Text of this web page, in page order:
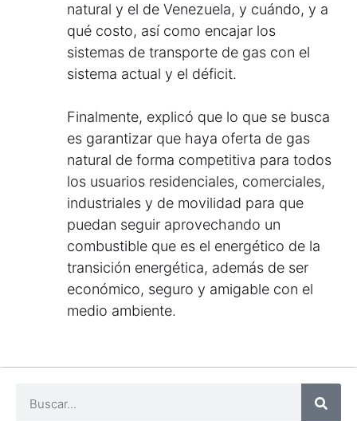
natural y el de Venezuela, y cuándo, y a
qué costo, así como encajar los
sistemas de transporte de gas con el
sistema actual y el déficit.
Finalmente, explicó que lo que se busca
es garantizar que haya oferta de gas
natural de forma competitiva para todos
los usuarios residenciales, comerciales,
industriales y de movilidad para que
puedan seguir aprovechando un
combustible que es el energético de la
transición energética, además de ser
económico, seguro y amigable con el
medio ambiente.